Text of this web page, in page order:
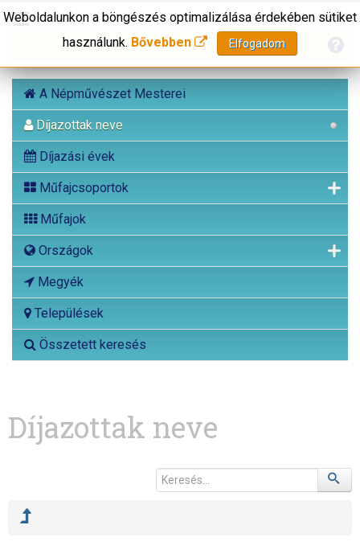
A Népművészet Mesterei
Díjazottak neve
Díjazási évek
Műfajcsoportok
Műfajok
Országok
Megyék
Települések
Összetett keresés
Weboldalunkon a böngészés optimalizálása érdekében sütiket
használunk. Bővebben Elfogadom
Díjazottak neve